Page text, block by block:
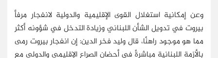
وعن إمكانية استغلال القوى الإقليمية والدولية لانفجار مرفأ
بيروت في تدويل الشأن اللبناني وزيادة التدخل في شؤونه أكثر
مما هو موجود راهنًا، قال وليد فخر الدين: إن انفجار بيروت رمى
بالأزمة اللبنانية مباشرةً في أحضان الصراع الإقليمي والدولي مع